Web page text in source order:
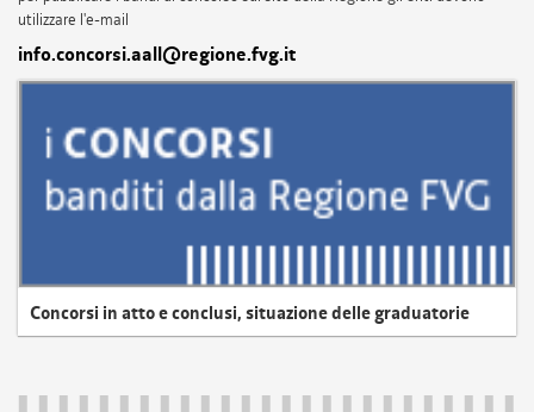
utilizzare l'e-mail
info.concorsi.aall@regione.fvg.it
Concorsi in atto e conclusi, situazione delle graduatorie